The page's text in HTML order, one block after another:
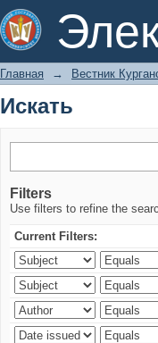
Искать
Главная → Вестник
Искать
Filters
Use filters to refine the
Current Filters: